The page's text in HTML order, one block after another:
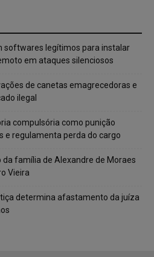
softwares legítimos para instalar
em ataques silenciosos
de canetas emagrecedoras e
ilegal
compulsória como punição
e regulamenta perda do cargo
da família de Alexandre de Moraes
Vieira
determina afastamento da juíza